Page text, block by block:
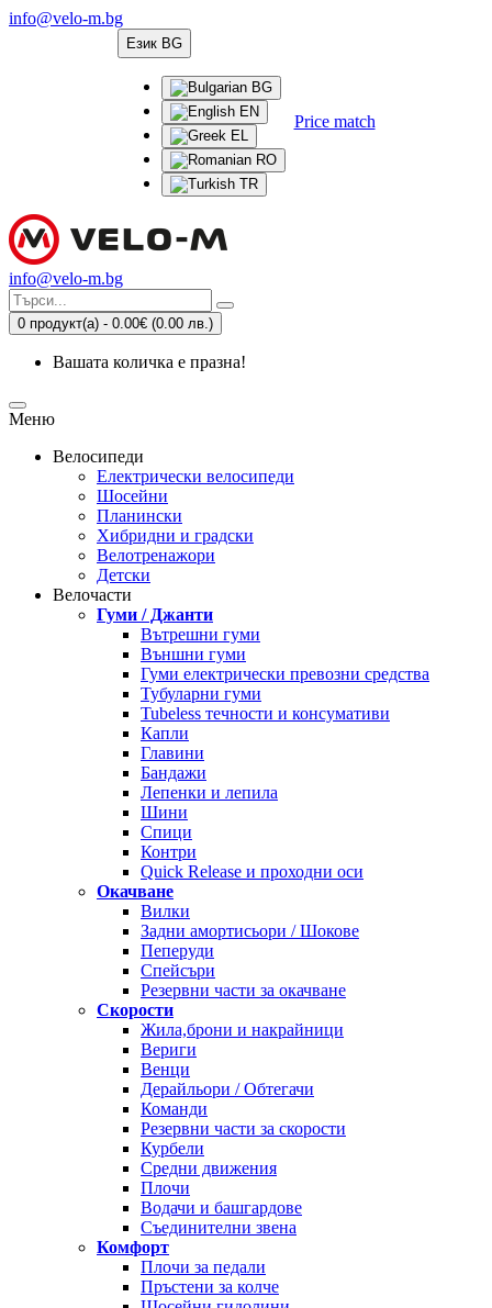
info@velo-m.bg
Език BG
BG
EN
EL
RO
TR
Price match
info@velo-m.bg
0 продукт(а) - 0.00€ (0.00 лв.)
Вашата количка е празна!
Меню
Велосипеди
Електрически велосипеди
Шосейни
Планински
Хибридни и градски
Велотренажори
Детски
Велочасти
Гуми / Джанти
Вътрешни гуми
Външни гуми
Гуми електрически превозни средства
Тубуларни гуми
Tubeless течности и консумативи
Капли
Главини
Бандажи
Лепенки и лепила
Шини
Спици
Контри
Quick Release и проходни оси
Окачване
Вилки
Задни амортисьори / Шокове
Пеперуди
Спейсъри
Резервни части за окачване
Скорости
Жила,брони и накрайници
Вериги
Венци
Дерайльори / Обтегачи
Команди
Резервни части за скорости
Курбели
Средни движения
Плочи
Водачи и башгардове
Съединителни звена
Комфорт
Плочи за педали
Пръстени за колче